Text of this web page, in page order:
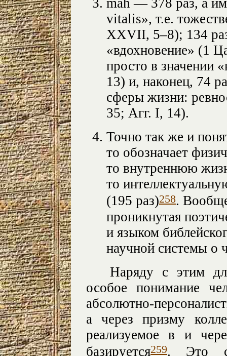
mah — 378 раз, а
vitalis», т.е.
XXVII, 5–8); 134
«вдохновение» (1
просто в значении
13) и, наконец, 74
сферы жизни:
35; Агг. I, 14).
Точно так же и
то обозначает
то внутреннюю
то
(195 раз)258.
проникнутая
и языком
научной системы о
Наряду с этим
особое понимание
абсолютно-
а через призму
реализуемое в и
базируется259. Это